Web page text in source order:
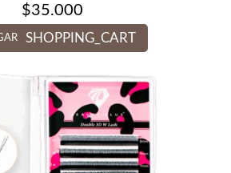
$35.000
SHOPPING_CART